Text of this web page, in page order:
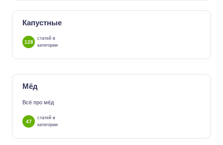
Капустные
128
статей в
категории
Мёд
Всё про мёд
47
статей в
категории